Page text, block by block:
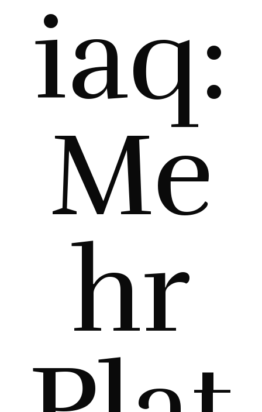
iaq:
Me
hr